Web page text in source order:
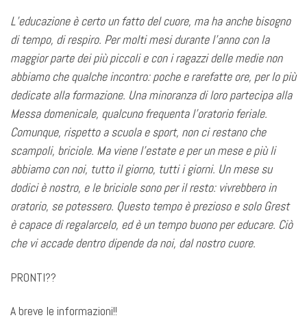
L’educazione è certo un fatto del cuore, ma ha anche bisogno
di tempo, di respiro. Per molti mesi durante l’anno con la
maggior parte dei più piccoli e con i ragazzi delle medie non
abbiamo che qualche incontro: poche e rarefatte ore, per lo più
dedicate alla formazione. Una minoranza di loro partecipa alla
Messa domenicale, qualcuno frequenta l’oratorio feriale.
Comunque, rispetto a scuola e sport, non ci restano che
scampoli, briciole. Ma viene l’estate e per un mese e più li
abbiamo con noi, tutto il giorno, tutti i giorni. Un mese su
dodici è nostro, e le briciole sono per il resto: vivrebbero in
oratorio, se potessero. Questo tempoè prezioso e solo Grest
è capace di regalarcelo, ed è un tempo buono per educare. Ciò
che vi accade dentro dipende da noi, dal nostro cuore.
PRONTI??
A breve le informazioni!!